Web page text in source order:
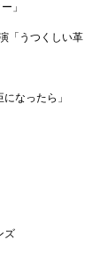
」
「うつくしい革
なったら」
ズ